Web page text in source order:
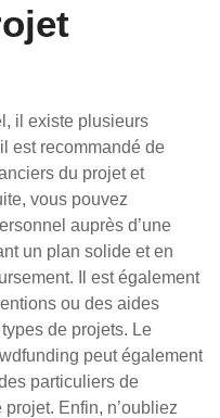
il existe plusieurs
est recommandé de
du projet et
vous pouvez
auprès d’une
un plan solide et en
Il est également
ou des aides
de projets. Le
peut également
particuliers de
Enfin, n’oubliez